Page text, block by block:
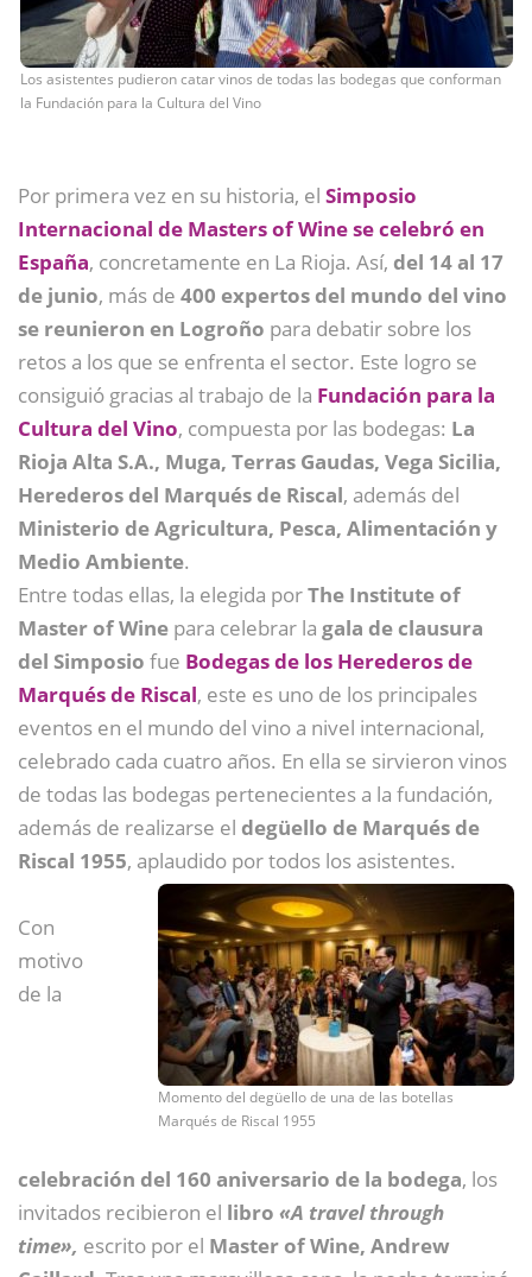
Los asistentes pudieron catar vinos de todas las bodegas que conforman
la Fundación para la Cultura del Vino
Por primera vez en su historia, el Simposio
Internacional de Masters of Wine se celebró en
España, concretamente en La Rioja. Así, del 14 al 17
de junio, más de 400 expertos del mundo del vino
se reunieron en Logroño para debatir sobre los
retos a los que se enfrenta el sector. Este logro se
consiguió gracias al trabajo de la Fundación para la
Cultura del Vino, compuesta por las bodegas: La
Rioja Alta S.A., Muga, Terras Gaudas, Vega Sicilia,
Herederos del Marqués de Riscal, además del
Ministerio de Agricultura, Pesca, Alimentación y
Medio Ambiente.
Entre todas ellas, la elegida porThe Institute of
Master of Wine para celebrar la gala de clausura
del Simposio fue Bodegas de los Herederos de
Marqués de Riscal, este es uno de los principales
eventos en el mundo del vino a nivel internacional,
celebrado cada cuatro años. En ella se sirvieron vinos
de todas las bodegas pertenecientes a la fundación,
además de realizarse el degüello de Marqués de
Riscal 1955, aplaudido por todos los asistentes.
Momento del degüello de una de las botellas
Marqués de Riscal 1955
Con
motivo
de la
celebración del 160 aniversario de la bodega, los
invitados recibieron el libro «A travel through
time», escrito por el Master of Wine, Andrew